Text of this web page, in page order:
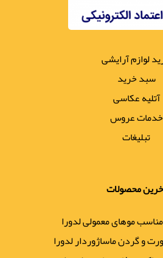
لوازم آرایشی
سبد خرید
آتلیه عکاسی
خدمات عروس
تبلیغات
محصولات
موهای معمولی لدورا
و گردن ماساژوردار لدورا